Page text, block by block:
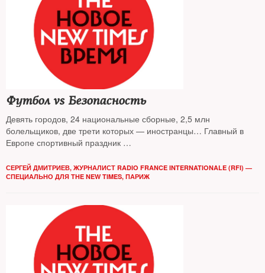
Футбол vs Безопасность
Девять городов, 24 национальные сборные, 2,5 млн
болельщиков, две трети которых — иностранцы… Главный в
Европе спортивный праздник
фоне массовых акций социального протеста
СЕРГЕЙ ДМИТРИЕВ, ЖУРНАЛИСТ RADIO FRANCE INTERNATIONALE (RFI) —
СПЕЦИАЛЬНО ДЛЯ THE NEW TIMES, ПАРИЖ